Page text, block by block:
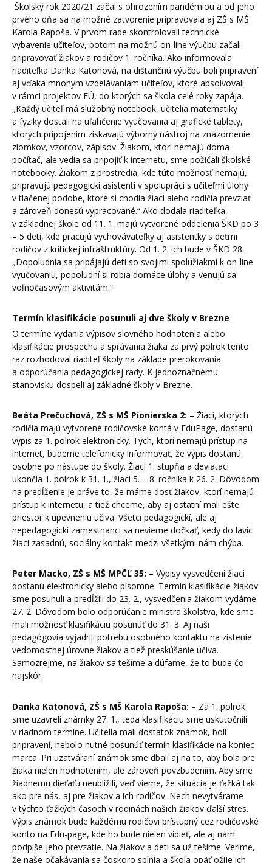
Školský rok 2020/21 začal s ohrozením pandémiou a od jeho
prvého dňa sa na možné zatvorenie pripravovala aj ZŠ s MŠ
Karola Rapoša. V prvom rade skontrolovali technické
vybavenie učiteľov, potom na možnú on-line výučbu začali
pripravovať žiakov a rodičov 1. ročníka. Ako informovala
riaditeľka Danka Katonová, na dištančnú výučbu boli pripravení
aj vďaka mnohým vzdelávaniam učiteľov, ktoré absolvovali
v rámci projektov EÚ, do ktorých sa škola celé roky zapája.
„Každý učiteľ má služobný notebook, učitelia matematiky
a fyziky dostali na uľahčenie vyučovania aj grafické tablety,
ktorých pripojením získavajú výborný nástroj na znázornenie
zlomkov, vzorcov, zápisov. Žiakom, ktorí nemajú doma
počítač, ale vedia sa pripojiť k internetu, sme požičali školské
notebooky. Žiakom z prostredia, kde túto možnosť nemajú,
pripravujú pedagogickí asistenti v spolupráci s učiteľmi úlohy
v tlačenej podobe, ktoré si chodia žiaci alebo rodičia prevziať
a zároveň donesú vypracované.“ Ako dodala riaditeľka,
v základnej škole od 11. 1. majú vytvorené oddelenia ŠKD po 3
– 5 detí, kde pracujú vychovávateľky aj asistentky s deťmi
rodičov z kritickej infraštruktúry. Od 1. 2. ich bude v ŠKD 28.
„Dopoludnia sa pripájajú deti so svojimi spolužiakmi k on-line
vyučovaniu, popoludní si robia domáce úlohy a venujú sa
voľnočasovým aktivitám.“
Termín klasifikácie posunuli aj dve školy v Brezne
O termíne vydania výpisov slovného hodnotenia alebo
klasifikácie prospechu a správania žiaka za prvý polrok tento
raz rozhodoval riaditeľ školy na základe prerokovania
a odporúčania pedagogickej rady. K jednoznačnému
stanovisku dospeli aj základné školy v Brezne.
Beáta Prečuchová, ZŠ s MŠ Pionierska 2: – Žiaci, ktorých
rodičia majú vytvorené rodičovské kontá v EduPage, dostanú
výpis za 1. polrok elektronicky. Tých, ktorí nemajú prístup na
internet, budeme telefonicky informovať, že výpis dostanú
osobne po nástupe do školy. Žiaci 1. stupňa a deviataci
ukončia 1. polrok k 31. 1., žiaci 5. – 8. ročníka k 26. 2. Dôvodom
na predĺženie je práve to, že máme dosť žiakov, ktorí nemajú
prístup k internetu, a tiež chceme, aby aj ostatní mali ešte
priestor k upevneniu učiva. Všetci pedagogickí, ale aj
nepedagogickí zamestnanci sa nevieme dočkať, kedy do lavíc
žiaci zasadnú, sociálny kontakt medzi všetkými nám chýba.
Peter Macko, ZŠ s MŠ MPČĽ 35: – Výpisy vysvedčení žiaci
dostanú elektronicky alebo písomne. Termín klasifikácie žiakov
sme posunuli a predĺžili do 23. 2., vysvedčenia žiakom vydáme
27. 2. Dôvodom bolo odporúčanie ministra školstva, kde sme
mali možnosť klasifikáciu posunúť do 31. 3. Aj naši
pedagógovia vyjadrili potrebu osobného kontaktu na zistenie
vedomostnej úrovne žiakov a tiež preskúšanie učiva.
Samozrejme, na žiakov sa tešíme a dúfame, že to bude čo
najskôr.
Danka Katonová, ZŠ s MŠ Karola Rapoša: – Za 1. polrok
sme uzavreli známky 27. 1., teda klasifikáciu sme uskutočnili
v riadnom termíne. Učitelia mali dostatok známok, boli
pripravení, nebolo nutné posunúť termín klasifikácie na koniec
marca. Pri uzatváraní známok sme dbali aj na to, aby bola pre
žiaka nielen hodnotením, ale zároveň povzbudením. Aby sme
žiadnemu dieťaťu neublížili, veď vieme, že situácia je ťažká tak
ako pre nás, aj pre žiakov a ich rodičov. Nech nevytvárame
v týchto ťažkých časoch v rodinách našich žiakov ďalší stres.
Výpis známok bude každému rodičovi prístupný cez rodičovské
konto na Edu-page, kde ho bude nielen vidieť, ale aj nám
podpíše jeho prevzatie. Na žiakov a deti sa už tešíme. Veríme,
že naše očakávania sa čoskoro splnia a škola opäť ožije ich